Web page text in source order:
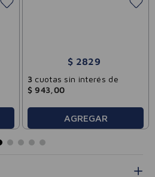
Qsoft
Toallas Húmedas Con
Aloe Vera Y Vitamina E
50u